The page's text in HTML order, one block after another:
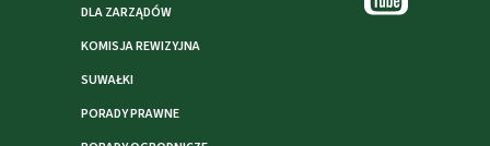
DLA ZARZĄDÓW
KOMISJA REWIZYJNA
SUWAŁKI
PORADY PRAWNE